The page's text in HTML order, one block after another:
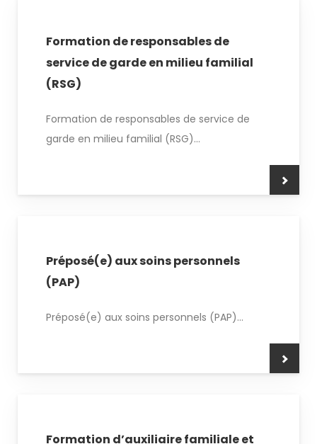
Formation de responsables de
service de garde en milieu familial
(RSG)
Formation de responsables de service de
garde en milieu familial (RSG)...
Préposé(e) aux soins personnels
(PAP)
Préposé(e) aux soins personnels (PAP)...
Formation d’auxiliaire familiale et